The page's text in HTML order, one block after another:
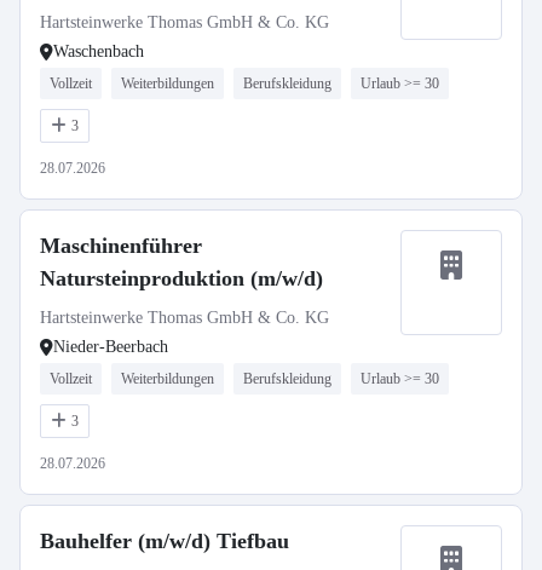
Hartsteinwerke Thomas GmbH & Co. KG
Waschenbach
Vollzeit Weiterbildungen Berufskleidung Urlaub >= 30
3
28.07.2026
Maschinenführer
Natursteinproduktion (m/w/d)
Hartsteinwerke Thomas GmbH & Co. KG
Nieder-Beerbach
Vollzeit Weiterbildungen Berufskleidung Urlaub >= 30
3
28.07.2026
Bauhelfer (m/w/d) Tiefbau